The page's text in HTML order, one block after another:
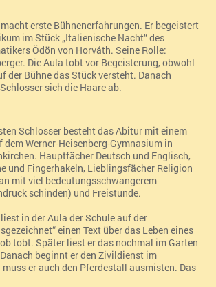
erste Bühnenerfahrungen. Er begeistert
im Stück „Italienische Nacht“des
Ödön von Horváth. Seine Rolle:
Die Aula tobt vor Begeisterung, obwohl
der Bühne das Stück versteht. Danach
sich die Haare ab.
Schlosser besteht das Abitur mit einem
Werner-Heisenberg-Gymnasium in
Hauptfächer Deutsch und Englisch,
und Fingerhakeln, Lieblingsfächer Religion
mit viel bedeutungsschwangerem
schinden) und Freistunde.
in der Aula der Schule auf der
einen Text über das Leben eines
tobt. Später liest er das nochmal im Garten
beginnt er den Zivildienst im
er auch den Pferdestall ausmisten. Das